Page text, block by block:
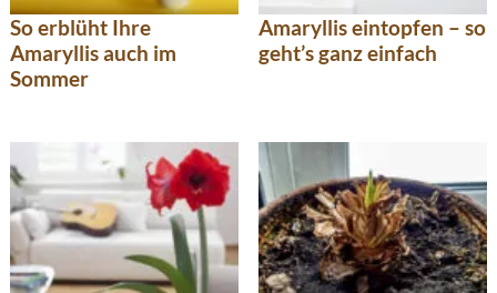
So erblüht Ihre
Amaryllis auch im
Sommer
Amaryllis eintopfen – so
geht’s ganz einfach